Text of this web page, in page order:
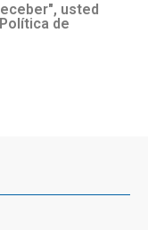
usted
de